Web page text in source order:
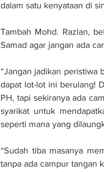
dalam satu kenyataan di
Tambah Mohd. Razlan,
Samad agar jangan ada
“Jangan jadikan peristiwa
dapat lot-lot ini berulang!
PH, tapi sekiranya ada
syarikat untuk
seperti mana yang
“Sudah tiba masanya
tanpa ada campur tangan